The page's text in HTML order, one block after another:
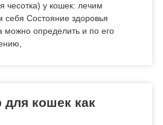
чесотка) у кошек: лечим
себя Состояние здоровья
можно определить и по его
кошек как